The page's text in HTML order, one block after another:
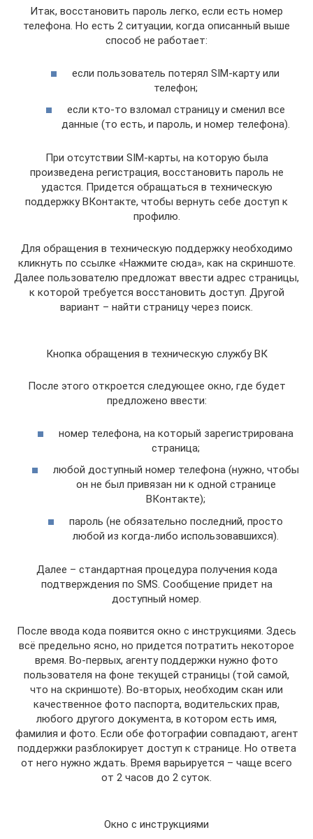
Итак, восстановить пароль легко, если есть номер
телефона. Но есть 2 ситуации, когда описанный выше
способ не работает:
если пользователь потерял SIM-карту или
телефон;
если кто-то взломал страницу и сменил все
данные (то есть, и пароль, и номер телефона).
При отсутствии SIM-карты, на которую была
произведена регистрация, восстановить пароль не
удастся. Придется обращаться в техническую
поддержку ВКонтакте, чтобы вернуть себе доступ к
профилю.
Для обращения в техническую поддержку необходимо
кликнуть по ссылке «Нажмите сюда», как на скриншоте.
Далее пользователю предложат ввести адрес страницы,
к которой требуется восстановить доступ. Другой
вариант – найти страницу через поиск.
Кнопка обращения в техническую службу ВК
После этого откроется следующее окно, где будет
предложено ввести:
номер телефона, на который зарегистрирована
страница;
любой доступный номер телефона (нужно, чтобы
он не был привязан ни к одной странице
ВКонтакте);
пароль (не обязательно последний, просто
любой из когда-либо использовавшихся).
Далее – стандартная процедура получения кода
подтверждения по SMS. Сообщение придет на
доступный номер.
После ввода кода появится окно с инструкциями. Здесь
всё предельно ясно, но придется потратить некоторое
время. Во-первых, агенту поддержки нужно фото
пользователя на фоне текущей страницы (той самой,
что на скриншоте). Во-вторых, необходим скан или
качественное фото паспорта, водительских прав,
любого другого документа, в котором есть имя,
фамилия и фото. Если обе фотографии совпадают, агент
поддержки разблокирует доступ к странице. Но ответа
от него нужно ждать. Время варьируется – чаще всего
от 2 часов до 2 суток.
Окно с инструкциями